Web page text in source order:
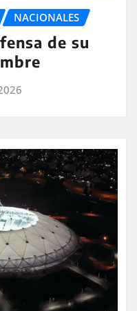
NACIONALES
de su